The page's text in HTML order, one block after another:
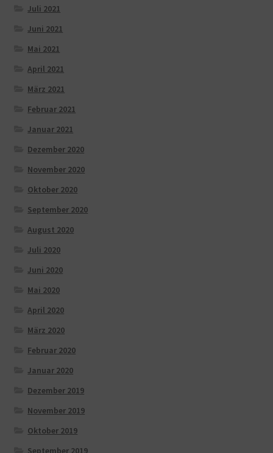
Juli 2021
Juni 2021
Mai 2021
April 2021
März 2021
Februar 2021
Januar 2021
Dezember 2020
November 2020
Oktober 2020
September 2020
August 2020
Juli 2020
Juni 2020
Mai 2020
April 2020
März 2020
Februar 2020
Januar 2020
Dezember 2019
November 2019
Oktober 2019
September 2019